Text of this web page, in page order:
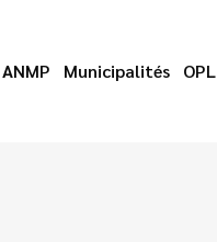
ANMP Municipalités OPL